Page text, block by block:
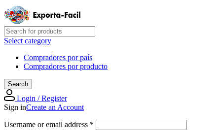
Select category
Compradores por país
Compradores por producto
Search
Login / Register
Sign inCreate an Account
Username or email address *